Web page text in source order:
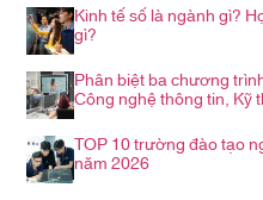
Kinh tế số là ngành gì?
gì?
Phân biệt ba chương
Công nghệ thông tin, Kỹ
TOP 10 trường đào tạo
năm 2026